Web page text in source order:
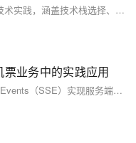
本文分享了构建在线图像黑白转换工具的技术实践，涵盖技术栈选择、架构设计与性能优化。项目采用Next.js提供优秀的SSR性能和SEO支持，TailwindCSS加速UI开发，WebAssembly实现高性能图像处理算法。通过渐进式处理、WebWorker隔离及内存管理等策略，解决大图像处理性能瓶颈，并确保跨浏览器兼容性和移动设备优化。实际应用案例展示了其即时处理、高质量输出和客户端隐私保护等特点。未来计划引入WebGPU加速、AI增强等功能，进一步提升用户体验。此技术栈为Web图像处理应用提供了高效可行的解决方案。
业务中的实践应用
本文介绍了携程机票前端基于Server-Sent Events（SSE）实现服务端推送的企业级全链路通用技术解决方案。文章深入探讨了 SSE 技术在应用过程中包括方案对比、技术选型、链路层优化以及实际效果等多维度的技术细节，为类似使用场景提供普适性参考和借鉴。该方案设计目标是实现通用性，适用于各种网络架构和业务场景。